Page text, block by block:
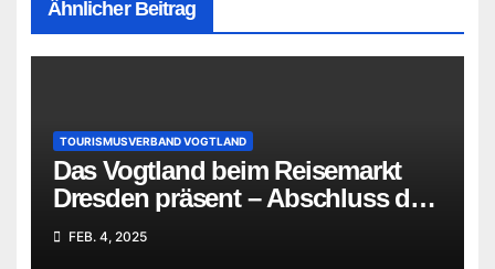
Ähnlicher Beitrag
TOURISMUSVERBAND VOGTLAND
Das Vogtland beim Reisemarkt
Dresden präsent – Abschluss der
Januar-Messen des
Tourismusverbandes
FEB. 4, 2025